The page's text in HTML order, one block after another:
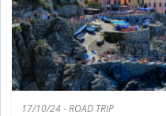
17/10/24 - ROAD TRIP